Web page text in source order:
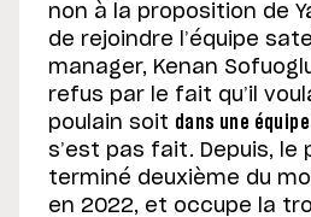
non à la proposition de
de rejoindre l’équipe
manager, Kenan
refus par le fait qu’il
poulain soit dans une
s’est pas fait. Depuis, le
terminé deuxième du
en 2022, et occupe la